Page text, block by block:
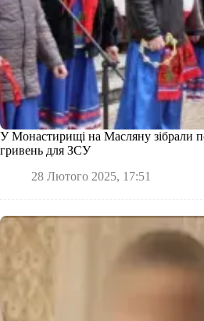
У Монастирищі на Масляну зібрали
гривень для ЗСУ
28 Лютого 2025, 17:51